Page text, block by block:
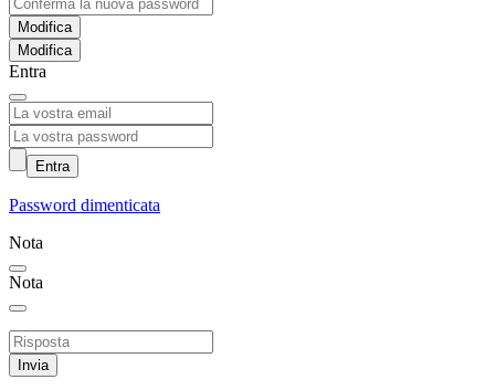
Modifica
Entra
Entra
Password dimenticata
Nota
Nota
Invia